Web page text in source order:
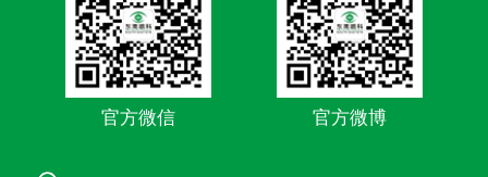
官方微信 官方微博